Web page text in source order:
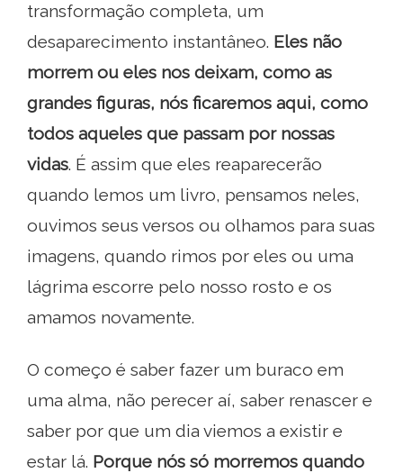
transformação completa, um
desaparecimento instantâneo. Eles não
morrem ou eles nos deixam, como as
grandes figuras, nós ficaremos aqui, como
todos aqueles que passam por nossas
vidas. É assim que eles reaparecerão
quando lemos um livro, pensamos neles,
ouvimos seus versos ou olhamos para suas
imagens, quando rimos por eles ou uma
lágrima escorre pelo nosso rosto e os
amamos novamente.
O começo é saber fazer um buraco em
uma alma, não perecer aí, saber renascer e
saber por que um dia viemos a existir e
estar lá. Porque nós só morremos quando